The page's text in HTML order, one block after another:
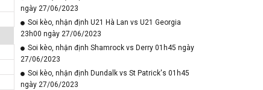
ngày 27/06/2023
Soi kèo, nhận định U21 Hà Lan vs U21 Georgia
23h00 ngày 27/06/2023
Soi kèo, nhận định Shamrock vs Derry 01h45 ngày
27/06/2023
Soi kèo, nhận định Dundalk vs St Patrick's 01h45
ngày 27/06/2023